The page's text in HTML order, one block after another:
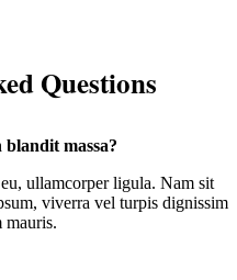
Questions
massa?
ullamcorper ligula. Nam sit
viverra vel turpis dignissim
mauris.